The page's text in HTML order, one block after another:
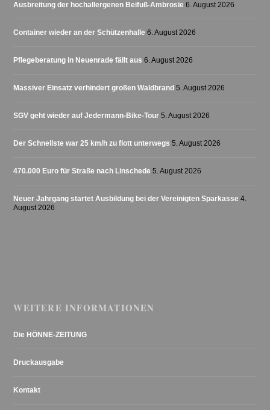
Ausbreitung der hochallergenen Beifuß-Ambrosie 6. August 2026
Container wieder an der Schützenhalle 6. August 2026
Pflegeberatung in Neuenrade fällt aus 6. August 2026
Massiver Einsatz verhindert großen Waldbrand 5. August 2026
SGV geht wieder auf Jedermann-Bike-Tour 5. August 2026
Der Schnellste war 25 km/h zu flott unterwegs 5. August 2026
470.000 Euro für Straße nach Linschede 5. August 2026
Neuer Jahrgang startet Ausbildung bei der Vereinigten Sparkasse 4.
August 2026
WEITERE INFORMATIONEN
Die HÖNNE-ZEITUNG
Druckausgabe
Kontakt